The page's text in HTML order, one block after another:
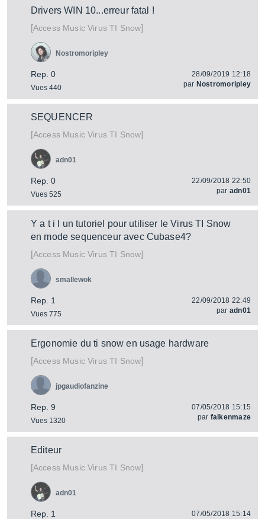
Drivers WIN 10...erreur fatal !
[Access MusicVirus TI Snow]
Rep. 0
Vues 440
Nostromoripley
28/09/2019 12:18
par Nostromoripley
SEQUENCER
[Access MusicVirus TI Snow]
Rep. 0
Vues 525
adn01
22/09/2018 22:50
par adn01
Y a t i l un tutoriel pour utiliser le Virus TI Snow
en mode sequenceur avec Cubase4?
[Access MusicVirus TI Snow]
Rep. 1
Vues 775
smallewok
22/09/2018 22:49
par adn01
Ergonomie du ti snow en usage hardware
[Access MusicVirus TI Snow]
Rep. 9
Vues 1320
jpgaudiofanzine
07/05/2018 15:15
par falkenmaze
Editeur
[Access MusicVirus TI Snow]
Rep. 1
adn01
07/05/2018 15:14